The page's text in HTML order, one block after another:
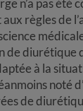
règles de
de diurétique
à la
noté
de